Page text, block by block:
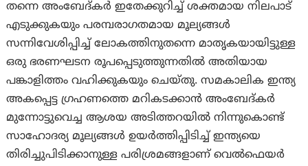
തന്നെ അംബേദ്കർ ഇതേക്കുറിച്ച് ശക്തമായ നിലപാട്
എടുക്കുകയും പരമ്പരാഗതമായ മൂല്യങ്ങൾ
സന്നിവേശിപ്പിച്ച് ലോകത്തിനുതന്നെ മാതൃകയായിട്ടുള്ള
ഒരു ഭരണഘടന രൂപപ്പെടുത്തുന്നതിൽ അതിയായ
പങ്കാളിത്തം വഹിക്കുകയും ചെയ്തു. സമകാലിക ഇന്ത്യ
അകപ്പെട്ട ഗ്രഹണത്തെ മറികടക്കാൻ അംബേദ്കർ
മുന്നോട്ടുവെച്ച ആശയ അടിത്തറയിൽ നിന്നുകൊണ്ട്
സാഹോദര്യ മൂല്യങ്ങൾ ഉയർത്തിപ്പിടിച്ച് ഇന്ത്യയെ
തിരിച്ചുപിടിക്കാനുള്ള പരിശ്രമങ്ങളാണ് വെൽഫെയർ